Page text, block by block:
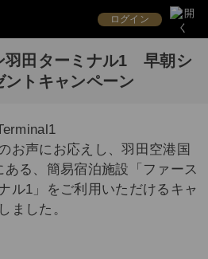
ログイン
羽田ターミナル1 早朝シ
ントキャンペーン
お声にお応えし、羽田空港国
る、簡易宿泊施設「ファース
ル1」をご利用いただけるキャ
ました。